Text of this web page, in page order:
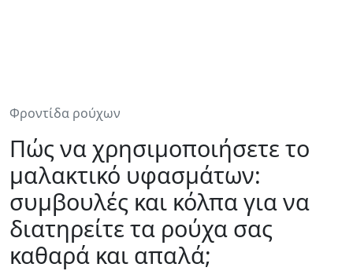
Φροντίδα ρούχων
Πώς να χρησιμοποιήσετε το
μαλακτικό υφασμάτων:
συμβουλές και κόλπα για να
διατηρείτε τα ρούχα σας
καθαρά και απαλά;